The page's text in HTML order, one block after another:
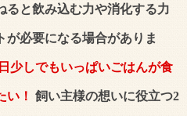
ると飲み込む力や消化する力
が必要になる場合がありま
少しでもいっぱいごはんが食
い！ 飼い主様の想いに役立つ2